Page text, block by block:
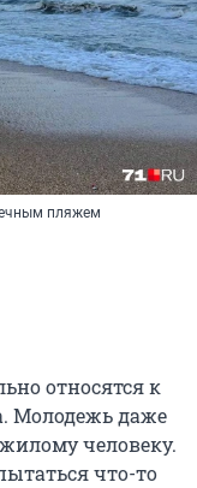
пляжем
относятся к
Молодежь даже
человеку.
что-то